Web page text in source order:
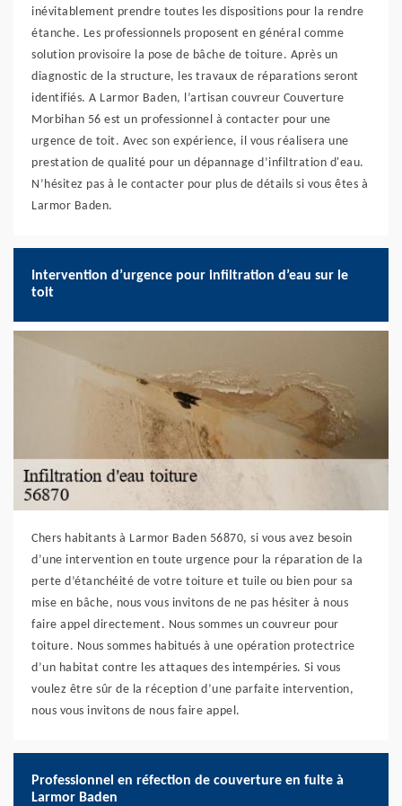
inévitablement prendre toutes les dispositions pour la rendre
étanche. Les professionnels proposent en général comme
solution provisoire la pose de bâche de toiture. Après un
diagnostic de la structure, les travaux de réparations seront
identifiés. A Larmor Baden, l’artisan couvreur Couverture
Morbihan 56 est un professionnel à contacter pour une
urgence de toit. Avec son expérience, il vous réalisera une
prestation de qualité pour un dépannage d’infiltration d'eau.
N’hésitez pas à le contacter pour plus de détails si vous êtes à
Larmor Baden.
Intervention d’urgence pour infiltration d’eau sur le
toit
Chers habitants à Larmor Baden 56870, si vous avez besoin
d’une intervention en toute urgence pour la réparation de la
perte d’étanchéité de votre toiture et tuile ou bien pour sa
mise en bâche, nous vous invitons de ne pas hésiter à nous
faire appel directement. Nous sommes un couvreur pour
toiture. Nous sommes habitués à une opération protectrice
d’un habitat contre les attaques des intempéries. Si vous
voulez être sûr de la réception d’une parfaite intervention,
nous vous invitons de nous faire appel.
Professionnel en réfection de couverture en fuite à
Larmor Baden